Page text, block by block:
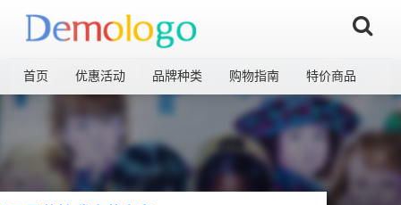
首页 优惠活动 品牌种类 购物指南 特价商品